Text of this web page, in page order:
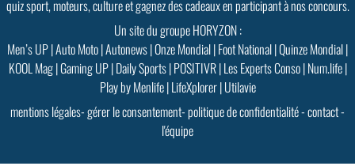
quiz sport, moteurs, culture et gagnez des cadeaux en participant à nos concours.
Un site du groupe HORYZON :
Men’s UP|Auto Moto|Autonews|Onze Mondial|Foot National|Quinze Mondial|
KOOL Mag|Gaming UP|Daily Sports|POSITIVR|Les Experts Conso|Num.life|
Play by Menlife|LifeXplorer|Utilavie
mentions légales-gérer le consentement-politique de confidentialité-contact-
l'équipe